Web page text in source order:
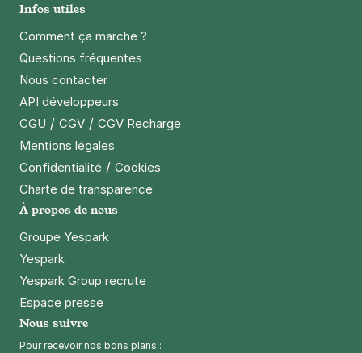
Infos utiles
Comment ça marche ?
Questions fréquentes
Nous contacter
API développeurs
CGU / CGV / CGV Recharge
Mentions légales
Confidentialité / Cookies
Charte de transparence
À propos de nous
Groupe Yespark
Yespark
Yespark Group recrute
Espace presse
Nous suivre
Pour recevoir nos bons plans :